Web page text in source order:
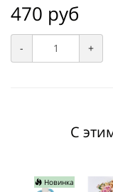
470 руб
- +
С
Новинка